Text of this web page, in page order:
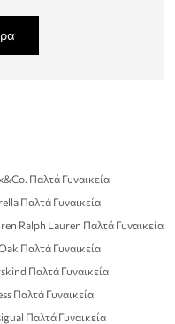
Παλτά Γυναικεία
Παλτά Γυναικεία
Ralph Lauren Παλτά Γυναικεία
Παλτά Γυναικεία
Παλτά Γυναικεία
Παλτά Γυναικεία
Παλτά Γυναικεία